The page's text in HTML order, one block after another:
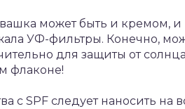
может быть и кремом, и
УФ-фильтры. Конечно,
для защиты от
флаконе!
с SPF следует наносить на